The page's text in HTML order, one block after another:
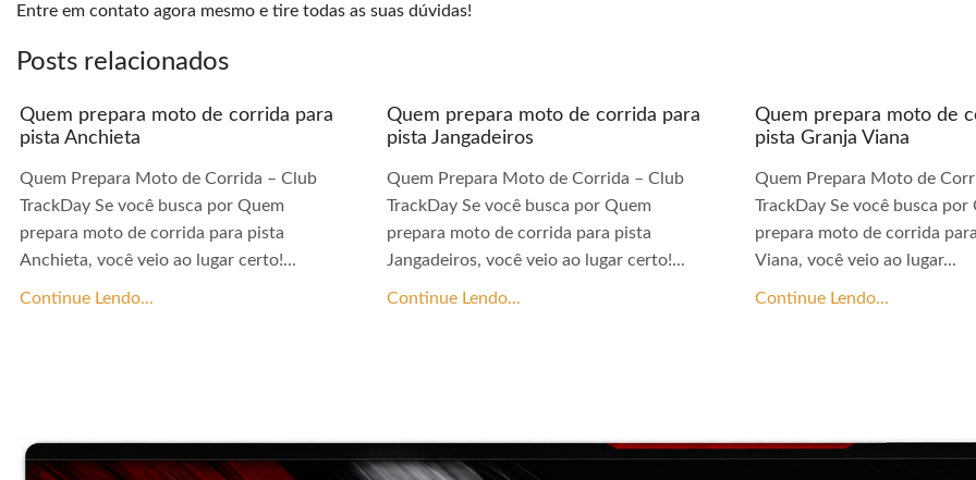
Entre em contato agora mesmo e tire todas as suas dúvidas!
Posts relacionados
Quem prepara moto de corrida para
pista Anchieta
Quem Prepara Moto de Corrida – Club
TrackDay Se você busca por Quem
prepara moto de corrida para pista
Anchieta, você veio ao lugar certo!...
Continue Lendo...
Quem prepara moto de corrida para
pista Jangadeiros
Quem Prepara Moto de Corrida – Club
TrackDay Se você busca por Quem
prepara moto de corrida para pista
Jangadeiros, você veio ao lugar certo!...
Continue Lendo...
Quem prepara moto de
pista Granja Viana
Quem Prepara Moto de
TrackDay Se você busca por
prepara moto de corrida
Viana, você veio ao lugar...
Continue Lendo...